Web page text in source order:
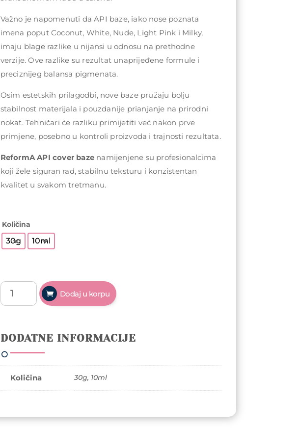
Važno je napomenuti da API baze, iako nose poznata
imena poput Coconut, White, Nude, Light Pink i Milky,
imaju blage razlike u nijansi u odnosu na prethodne
verzije. Ove razlike su rezultat unaprijeđene formule i
preciznijeg balansa pigmenata.
Osim estetskih prilagodbi, nove baze pružaju bolju
stabilnost materijala i pouzdanije prianjanje na prirodni
nokat. Tehničari će razliku primijetiti već nakon prve
primjene, posebno u kontroli proizvoda i trajnosti rezultata.
ReformA API cover baze namijenjene su profesionalcima
koji žele siguran rad, stabilnu teksturu i konzistentan
kvalitet u svakom tretmanu.
Količina
30g 10ml
ReformA
Cover
Base
API
količina
Dodaj u korpu
DODATNE INFORMACIJE
Količina 30g, 10ml